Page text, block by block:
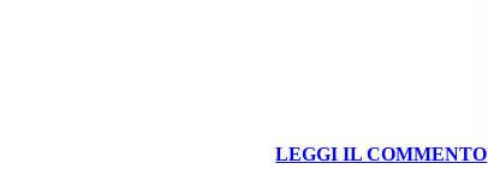
LEGGI IL COMMENTO